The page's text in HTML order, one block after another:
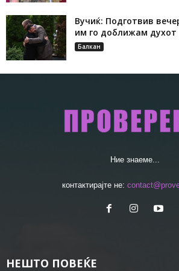
Вучиќ: Подготвив
им го доближам духот
Балкан
Ние знаеме...
контактирајте не:
НЕШТО ПОВЕЌЕ